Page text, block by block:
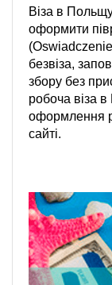
Віза в
оформити
безвіза,
збору без
робоча віза
оформлення
сайті.